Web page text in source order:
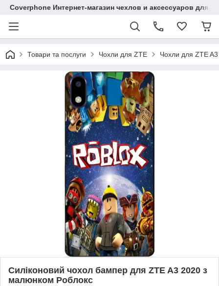
Coverphone Интернет-магазин чехлов и аксессуаров для
Товари та послуги Чохли для ZTE Чохли для ZTE
Силіконовий чохол бампер для ZTE A3 2020 з
малюнком Роблокс